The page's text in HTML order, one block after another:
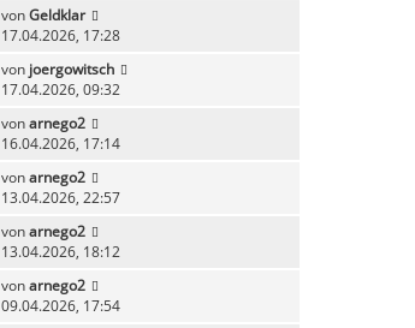
vonGeldklar
17.04.2026, 17:28
von joergowitsch
17.04.2026, 09:32
vonarnego2
16.04.2026, 17:14
vonarnego2
13.04.2026, 22:57
vonarnego2
13.04.2026, 18:12
vonarnego2
09.04.2026, 17:54